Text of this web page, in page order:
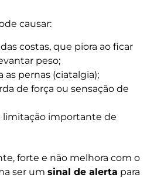
causar:
costas, que piora ao ficar
peso;
as pernas (ciatalgia);
de força ou sensação de
limitação importante de
forte e não melhora com o
ser um sinal de alerta para